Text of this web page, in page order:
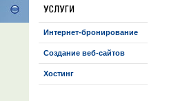
Интернет-бронирование
Создание веб-сайтов
Хостинг